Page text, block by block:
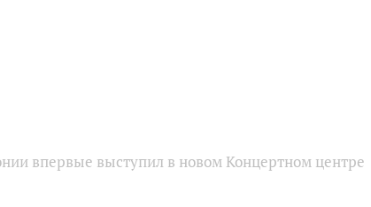
впервые выступил в новом Концертном центре